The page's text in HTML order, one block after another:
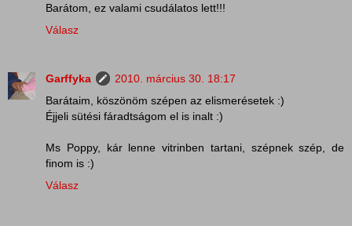
Barátom, ez valami csudálatos lett!!!
Válasz
Garffyka
2010. március 30. 18:17
Barátaim, köszönöm szépen az elismerésetek :)
Éjjeli sütési fáradtságom el is inalt :)
Ms Poppy, kár lenne vitrinben tartani, szépnek szép, de
finom is :)
Válasz